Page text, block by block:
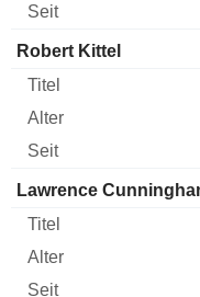
Robert Kittel
Lawrence